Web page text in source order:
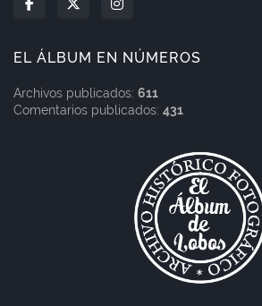
EL ÁLBUM EN NÚMEROS
Archivos publicados: 611
Comentarios publicados: 431